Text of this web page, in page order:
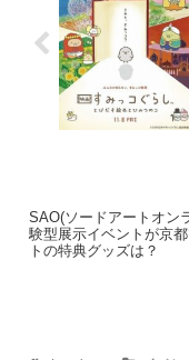
SAO(ソードアートオン
験型展示イベントが京
トの特典グッズは？